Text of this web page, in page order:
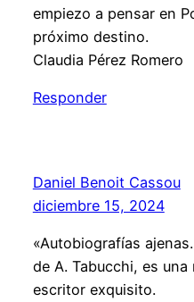
empiezo a pensar en
próximo destino.
Claudia Pérez Romero
Responder
Daniel Benoit Cassou
diciembre 15, 2024
«Autobiografías
de A. Tabucchi, es una
escritor exquisito.